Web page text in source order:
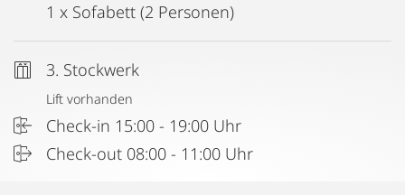
1 x Sofabett (2 Personen)
3. Stockwerk
Lift vorhanden
Check-in 15:00 - 19:00 Uhr
Check-out 08:00 - 11:00 Uhr